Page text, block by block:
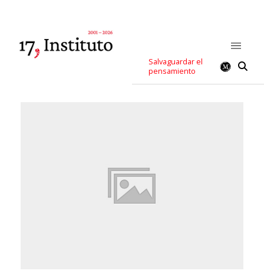
Salvaguardar el
pensamiento